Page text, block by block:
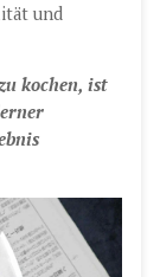
und
kochen, ist